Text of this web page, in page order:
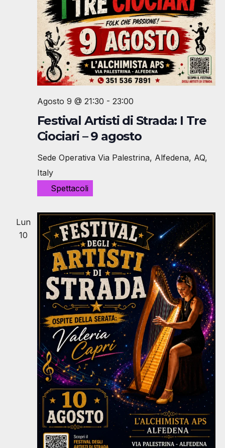
Festival Artisti di Strada: I Tre
Ciociari – 9 agosto
Agosto 9 @ 21:30 - 23:00
Sede Operativa Via Palestrina, Alfedena, AQ,
Italy
Spettacoli
Lun
10